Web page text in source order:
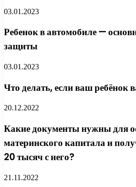
03.01.2023
Ребенок в автомобиле —
защиты
03.01.2023
Что делать, если ваш ребёнок
20.12.2022
Какие документы нужны для
материнского капитала и
20 тысяч с него?
21.11.2022